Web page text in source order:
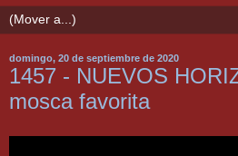
domingo, 20 de septiembre de 2020
1457 - NUEVOS
mosca favorita